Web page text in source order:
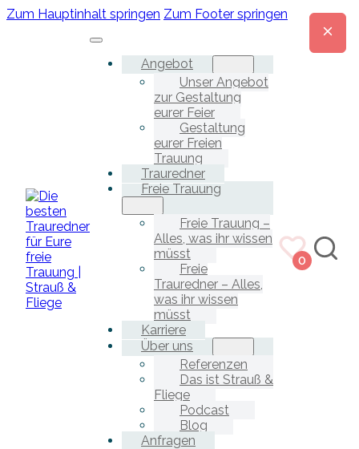
Zum Hauptinhalt springen Zum Footer springen
Angebot
Unser Angebot
zur Gestaltung
eurer Feier
Gestaltung
eurer Freien
Trauung
Trauredner
Freie Trauung
Freie Trauung –
Alles, was ihr wissen
müsst
Freie
Trauredner – Alles,
was ihr wissen
müsst
Karriere
Über uns
Referenzen
Das ist Strauß &
Fliege
Podcast
Blog
Anfragen
0